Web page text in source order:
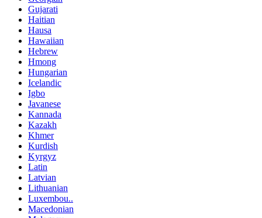
Gujarati
Haitian
Hausa
Hawaiian
Hebrew
Hmong
Hungarian
Icelandic
Igbo
Javanese
Kannada
Kazakh
Khmer
Kurdish
Kyrgyz
Latin
Latvian
Lithuanian
Luxembou..
Macedonian